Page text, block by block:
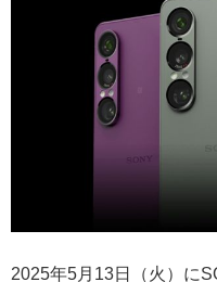
2025年5月13日（火）に